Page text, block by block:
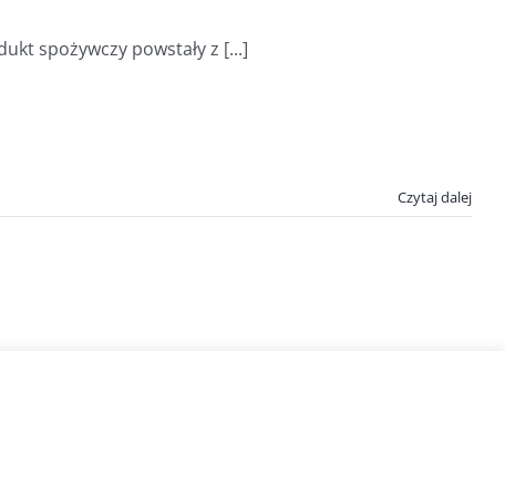
spożywczy powstały z [...]
Czytaj dalej